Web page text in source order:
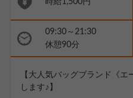
時給1,500円
09:30～21:30
休憩90分
【大人気バッグブランド《
します♪】